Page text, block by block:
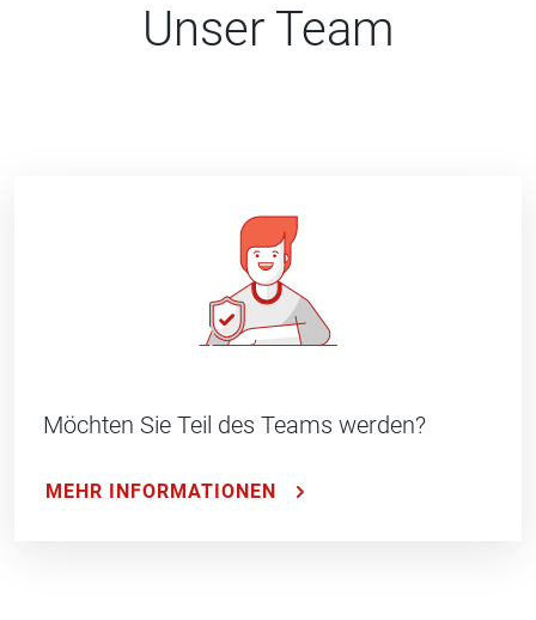
Unser Team
Möchten Sie Teil des Teams werden?
MEHR INFORMATIONEN